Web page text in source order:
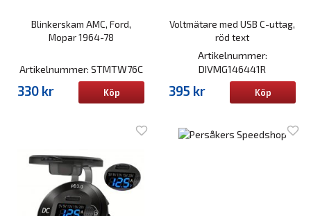
Blinkerskam AMC, Ford,
Mopar 1964-78
Artikelnummer: STMTW76C
330 kr Köp
Voltmätare med USB C-uttag,
röd text
Artikelnummer:
DIVMG146441R
395 kr Köp